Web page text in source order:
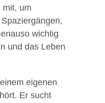
mit, um
wichtig
und das Leben
eigenen
Er sucht